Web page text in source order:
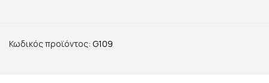
Κωδικός προϊόντος: G109